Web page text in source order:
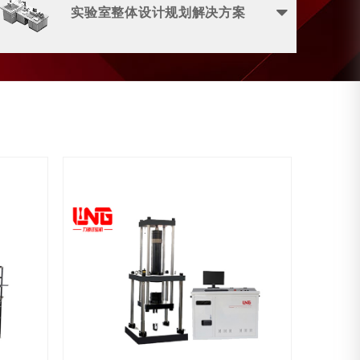
实验室整体设计规划解决方案